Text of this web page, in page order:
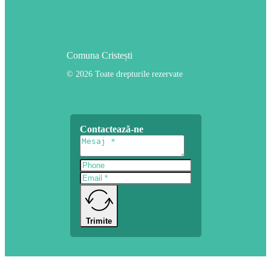
Comuna Cristești
© 2026 Toate drepturile rezervate
Contactează-ne
Trimite